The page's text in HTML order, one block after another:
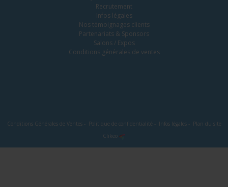
Recrutement
Infos légales
Nos témoignages clients
Partenariats & Sponsors
Salons / Expos
Conditions générales de ventes
Conditions Générales de Ventes- Politique de confidentialité - Infos légales- Plan du site
Clikeo